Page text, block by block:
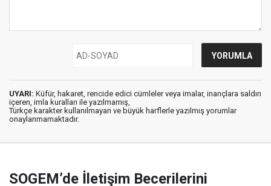
UYARI: Küfür, hakaret, rencide edici cümleler veya imalar, inançlara saldırı
içeren, imla kuralları ile yazılmamış,
Türkçe karakter kullanılmayan ve büyük harflerle yazılmış yorumlar
onaylanmamaktadır.
SOGEM’de İletişim Becerilerini